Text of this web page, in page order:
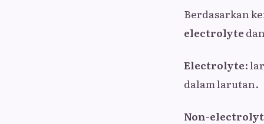
Berdasarkan
electrolytedan
Electrolyte:
dalam larutan.
Non-